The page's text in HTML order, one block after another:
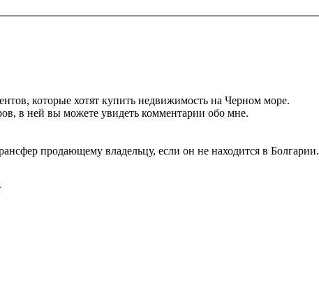
которые хотят купить недвижимость на Черном море.
в ней вы можете увидеть комментарии обо мне.
продающему владельцу, если он не находится в Болгарии.